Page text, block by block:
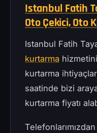
Istanbul Fatih
Oto Çekici, Oto
Istanbul Fatih
kurtarma
kurtarma
saatinde bizi
kurtarma fiyatı